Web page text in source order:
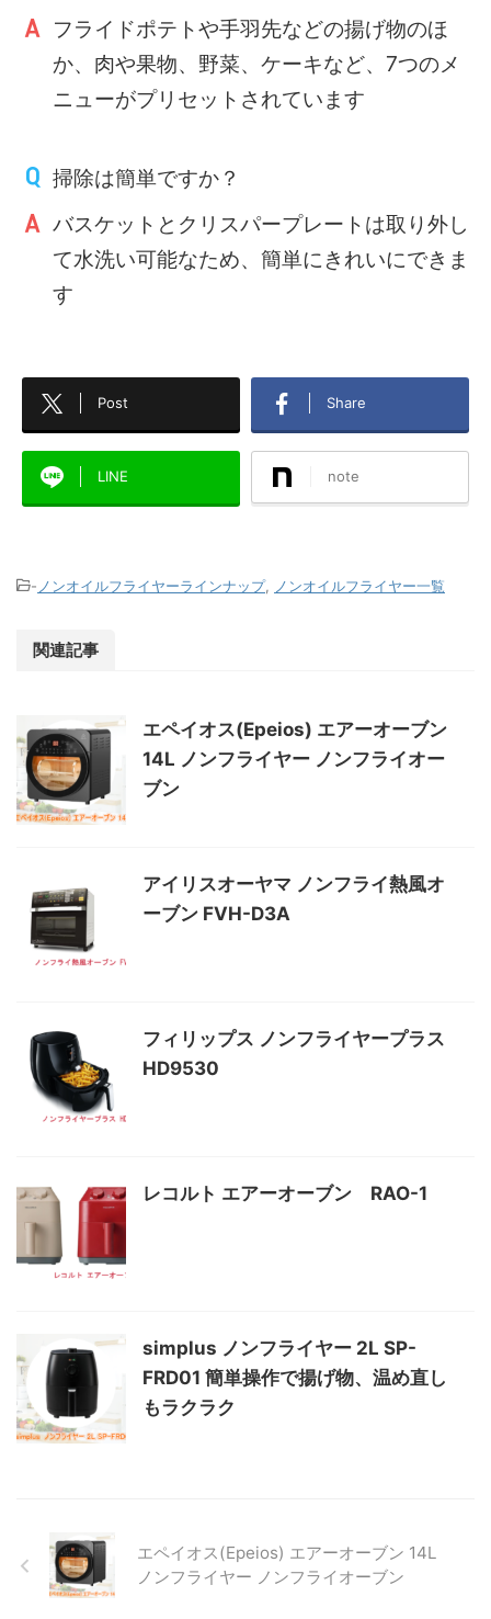
フライドポテトや手羽先などの揚げ物のほ
か、肉や果物、野菜、ケーキなど、7つのメ
ニューがプリセットされています
掃除は簡単ですか？
バスケットとクリスパープレートは取り外し
て水洗い可能なため、簡単にきれいにできま
す
Post Share
LINE note
- ノンオイルフライヤーラインナップ, ノンオイルフライヤー一覧
関連記事
エペイオス(Epeios) エアーオーブン
14L ノンフライヤー ノンフライオー
ブン
アイリスオーヤマ ノンフライ熱風オ
ーブン FVH-D3A
フィリップス ノンフライヤープラス
HD9530
レコルト エアーオーブン RAO-1
simplus ノンフライヤー 2L SP-
FRD01 簡単操作で揚げ物、温め直し
もラクラク
エペイオス(Epeios) エアーオーブン 14L
ノンフライヤー ノンフライオーブン